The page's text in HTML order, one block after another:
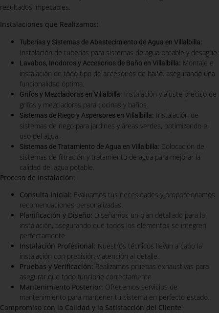
resultados impecables.
Instalaciones que Realizamos:
Tuberías y Sistemas de Abastecimiento de Agua en Villalbilla:
Instalación de tuberías para sistemas de agua potable y desagüe.
Lavabos, Inodoros y Accesorios de Baño en Villalbilla: Montaje e
instalación de todo tipo de accesorios de baño, asegurando una
funcionalidad óptima.
Grifos y Mezcladoras en Villalbilla: Instalación y ajuste preciso de
grifos y mezcladoras para cocinas y baños.
Sistemas de Riego y Aspersores en Villalbilla: Instalación de
sistemas de riego para jardines y áreas verdes, optimizando el
uso del agua.
Sistemas de Tratamiento de Agua en Villalbilla: Colocación de
sistemas de filtración y tratamiento de agua para mejorar la
calidad del agua potable.
Proceso de Instalación:
Consulta Inicial: Evaluamos tus necesidades y proporcionamos
recomendaciones personalizadas.
Planificación y Diseño: Diseñamos un plan detallado para la
instalación, asegurando que todos los elementos se integren
perfectamente.
Instalación Profesional: Nuestros técnicos llevan a cabo la
instalación con precisión y atención al detalle.
Pruebas y Verificación: Realizamos pruebas exhaustivas para
asegurar que todo funcione correctamente.
Mantenimiento Posterior: Ofrecemos servicios de
mantenimiento para mantener tu sistema en perfecto estado.
Compromiso con la Calidad y la Satisfacción del Cliente